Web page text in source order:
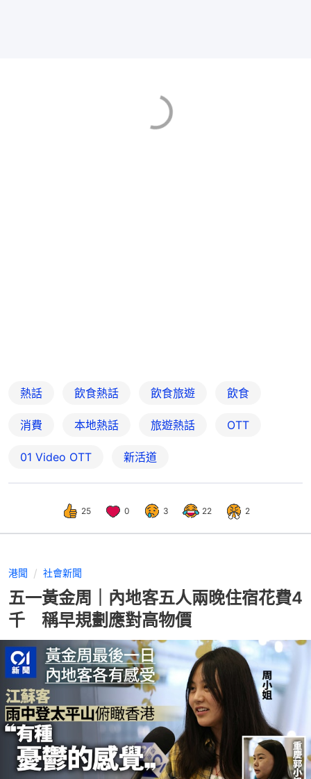
熱話 飲食熱話 飲食旅遊 飲食
消費 本地熱話 旅遊熱話 OTT
01‌ ‌Video‌ ‌OTT 新活道
25 0 3 22 2
港聞 社會新聞
五一黃金周｜內地客五人兩晚住宿花費4
千 稱早規劃應對高物價